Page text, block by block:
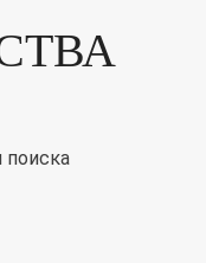
поиска